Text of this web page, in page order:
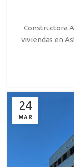
Constructora
viviendas en
24
MAR